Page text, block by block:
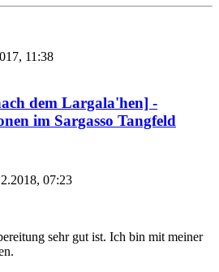
11:38
dem Largala'hen] -
im Sargasso Tangfeld
07:23
sehr gut ist. Ich bin mit meiner